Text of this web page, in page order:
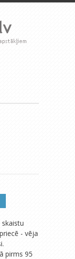
- vēja
pirms 95